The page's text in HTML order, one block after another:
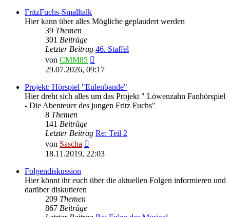
FritzFuchs-Smalltalk
Hier kann über alles Mögliche geplaudert werden
39 Themen
301 Beiträge
Letzter Beitrag 46. Staffel
von CMM85
Beitrag
29.07.2026, 09:17
Projekt: Hörspiel "Eulenbande"
Hier dreht sich alles um das Projekt " Löwenzahn Fanhörspiel
- Die Abenteuer des jungen Fritz Fuchs"
8 Themen
141 Beiträge
Letzter Beitrag Re: Teil 2
von Sascha
Beitrag
18.11.2019, 22:03
Folgendiskussion
Hier könnt ihr euch über die aktuellen Folgen informieren und
darüber diskutieren
209 Themen
867 Beiträge